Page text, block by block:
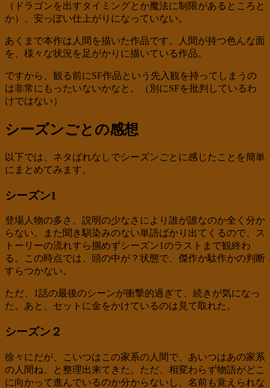
（ドラゴンを出すタイミングとか魔法に制限があるところと
か）、安っぽい仕上がりになっていない。
あくまで本作は人間を描いた作品です。人間が持つ色んな面
を、様々な状況を足がかりに描いている作品。
ですから、観る前にSF作品という先入観を持ってしまうの
は非常にもったいないかなと。（別にSFを批判しているわ
けではない）
シーズンごとの感想
以下では、ネタばれなしでシーズンごとに感じたことを簡単
にまとめてみます。
シーズン1
登場人物の多さ、説明の少なさにより誰が誰なのか全く分か
らない。また聞き馴染みのない単語ばかり出てくるので、ス
トーリーの流れすら掴めずシーズン1のラストまで観終わ
る。この時点では、頭の中が？状態で、傑作か駄作かの判断
すらつかない。
ただ、1話の最後のシーンが衝撃的過ぎて、続きが気になっ
た。あと、セットに金をかけているのは見て取れた。
シーズン２
徐々にだが、こいつはこの家系の人間で、あいつはあの家系
の人間ね、と整理出来てきた。ただ、相変わらず物語がどこ
に向かって進んでいるのか分からないし、名前も覚えられな